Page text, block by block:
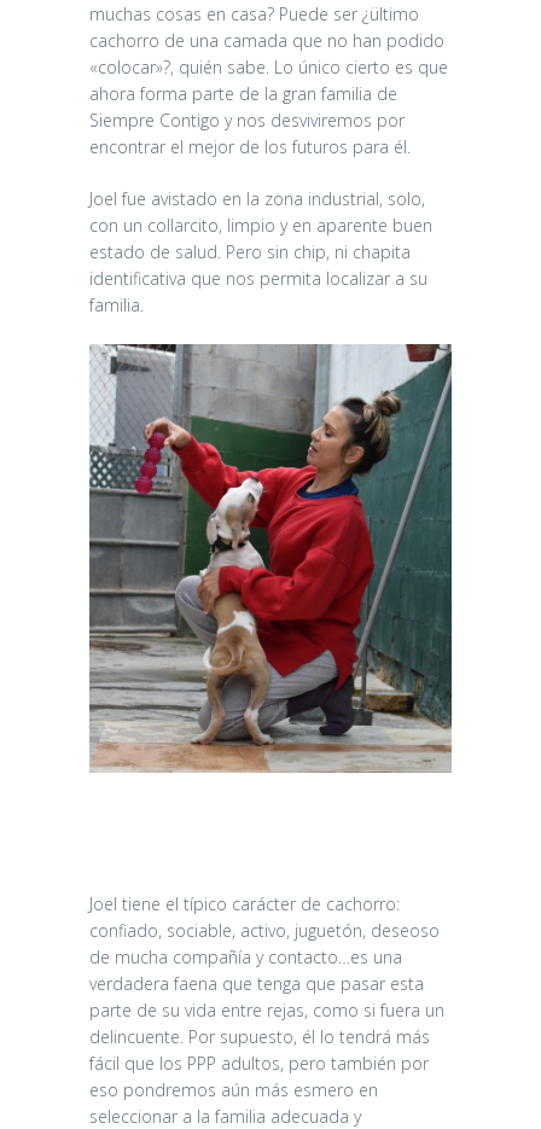
muchas cosas en casa? Puede ser ¿ültimo
cachorro de una camada que no han podido
«colocar»?, quién sabe. Lo único cierto es que
ahora forma parte de la gran familia de
Siempre Contigo y nos desviviremos por
encontrar el mejor de los futuros para él.
Joel fue avistado en la zona industrial, solo,
con un collarcito, limpio y en aparente buen
estado de salud. Pero sin chip, ni chapita
identificativa que nos permita localizar a su
familia.
Joel tiene el típico carácter de cachorro:
confiado, sociable, activo, juguetón, deseoso
de mucha compañía y contacto…es una
verdadera faena que tenga que pasar esta
parte de su vida entre rejas, como si fuera un
delincuente. Por supuesto, él lo tendrá más
fácil que los PPP adultos, pero también por
eso pondremos aún más esmero en
seleccionar a la familia adecuada y